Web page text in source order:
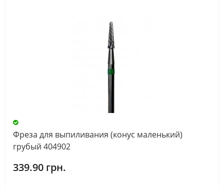
Фреза для выпиливания (конус маленький)
грубый 404902
339.90 грн.